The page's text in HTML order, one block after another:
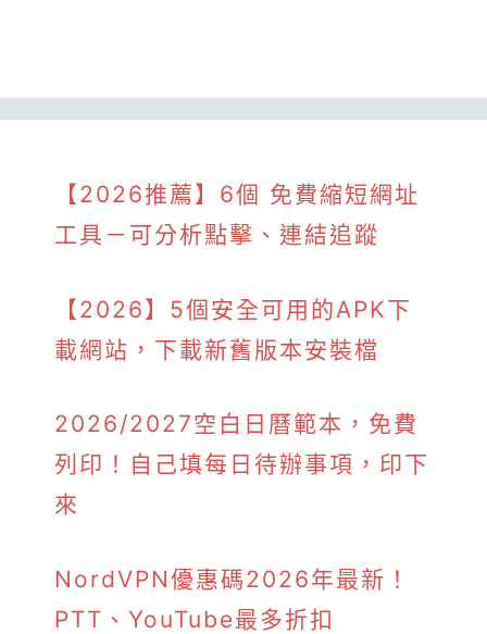
【2026推薦】6個 免費縮短網址
工具－可分析點擊、連結追蹤
【2026】5個安全可用的APK下
載網站，下載新舊版本安裝檔
2026/2027空白日曆範本，免費
列印！自己填每日待辦事項，印下
來
NordVPN優惠碼2026年最新！
PTT、YouTube最多折扣